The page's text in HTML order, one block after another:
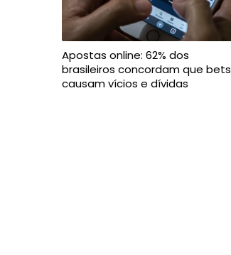
Apostas online: 62% dos
brasileiros concordam que bets
causam vícios e dívidas